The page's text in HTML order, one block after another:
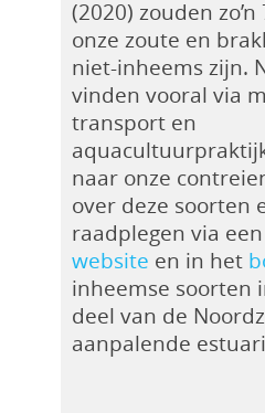
(2020) zouden
onze zoute en
niet-inheems zijn.
vinden vooral via
transport en
naar onze
over deze soorten
raadplegen via
website en in het
inheemse soorten
deel van de
aanpalende